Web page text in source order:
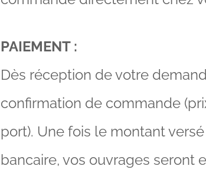
PAIEMENT :
Dès réception de votre
confirmation de commande
port). Une fois le montant
bancaire, vos ouvrages seront